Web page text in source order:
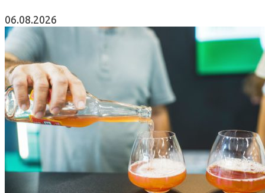
06.08.2026